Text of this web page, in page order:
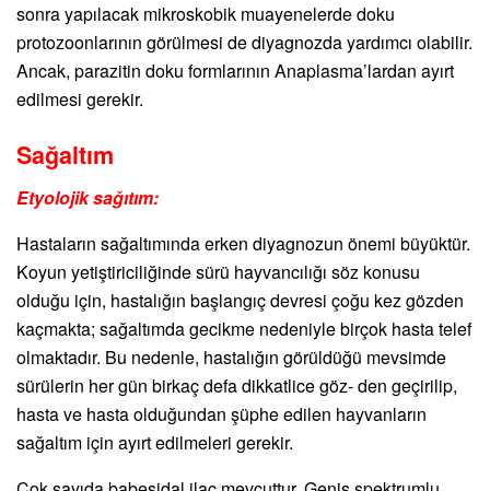
sonra yapılacak mikroskobik muayenelerde doku
protozoonlarının görülmesi de diyagnozda yardımcı olabilir.
Ancak, parazitin doku formlarının Anaplasma’lardan ayırt
edilmesi gerekir.
Sağaltım
Etyolojik sağıtım:
Hastaların sağaltımında erken diyagnozun önemi büyüktür.
Koyun yetiştiriciliğinde sürü hayvancılığı söz konusu
olduğu için, hastalığın başlangıç devresi çoğu kez gözden
kaçmakta; sağaltımda gecikme nedeniyle birçok hasta telef
olmaktadır. Bu nedenle, hastalığın görüldüğü mevsimde
sürülerin her gün birkaç defa dikkatlice göz- den geçirilip,
hasta ve hasta olduğundan şüphe edilen hayvanların
sağaltım için ayırt edilmeleri gerekir.